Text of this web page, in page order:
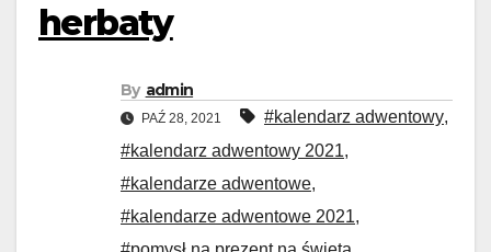
herbaty
By admin
PAŹ 28, 2021 #kalendarz adwentowy,
#kalendarz adwentowy 2021,
#kalendarze adwentowe,
#kalendarze adwentowe 2021,